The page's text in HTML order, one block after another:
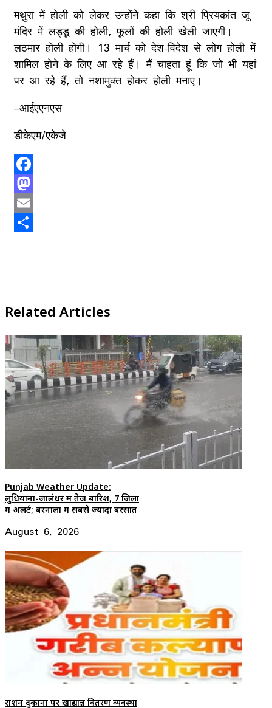
मथुरा में होली को लेकर उन्होंने कहा कि श्री प्रियकांत जू
मंदिर में लड्डू की होली, फूलों की होली खेली जाएगी।
लठमार होली होगी। 13 मार्च को देश-विदेश से लोग होली में
शामिल होने के लिए आ रहे हैं। मैं चाहता हूं कि जो भी यहां
पर आ रहे हैं, तो नशामुक्त होकर होली मनाए।
–आईएएनएस
डीकेएम/एकेजे
Facebook
Mastodon
Email
Related Articles
Punjab Weather Update:
लुधियाना-जालंधर में तेज बारिश, 7 जिलों
में अलर्ट; बरनाला में सबसे ज्यादा बरसात
August 6, 2026
राशन दुकानों पर खाद्यान्न वितरण व्यवस्था